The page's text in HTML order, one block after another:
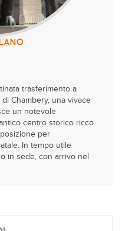
trasferimento a
Chambery, una vivace
un notevole
centro storico ricco
per
In tempo utile
in sede, con arrivo nel